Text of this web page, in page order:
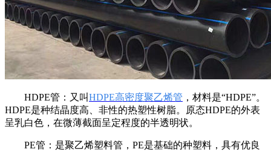
HDPE管：又叫HDPE高密度聚乙烯管 ，材料是“HDPE”。
HDPE是种结晶度高、非性的热塑性树脂。原态HDPE的外表
呈乳白色，在微薄截面呈定程度的半透明状。
PE管：是聚乙烯塑料管， PE是基础的种塑料，具有优良